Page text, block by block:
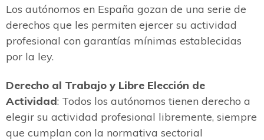
Los autónomos en España gozan de una serie de
derechos que les permiten ejercer su actividad
profesional con garantías mínimas establecidas
por la ley.
Derecho al Trabajo y Libre Elección de
Actividad: Todos los autónomos tienen derecho a
elegir su actividad profesional libremente, siempre
que cumplan con la normativa sectorial